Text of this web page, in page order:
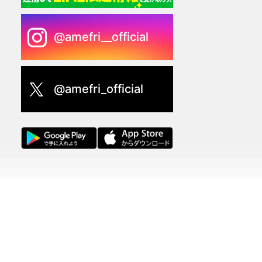
@amefri__official
@amefri_official